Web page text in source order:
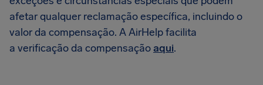
afetar qualquer reclamação específica, incluindo o
valor da compensação. A AirHelp facilita
a verificação da compensaçãoaqui.